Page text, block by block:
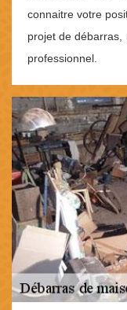
connaitre votre
projet de débarras,
professionnel.